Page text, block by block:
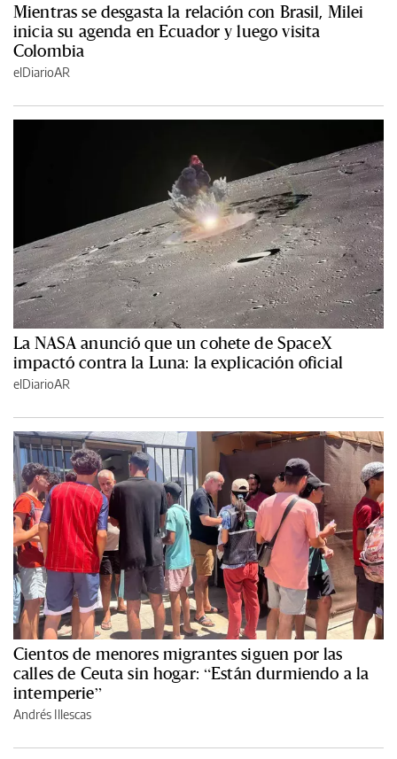
Mientras se desgasta la relación con Brasil, Milei
inicia su agenda en Ecuador y luego visita
Colombia
elDiarioAR
La NASA anunció que un cohete de SpaceX
impactó contra la Luna: la explicación oficial
elDiarioAR
Cientos de menores migrantes siguen por las
calles de Ceuta sin hogar: “Están durmiendo a la
intemperie”
Andrés Illescas